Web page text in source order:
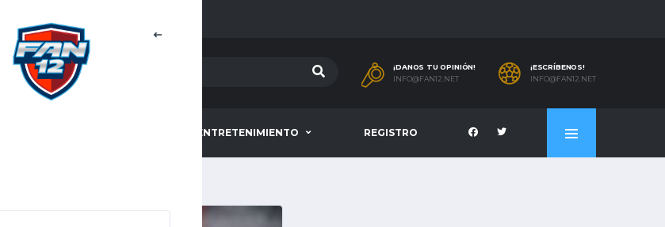
¡DANOS TU OPINIÓN!
INFO@FAN12.NET
¡ESCRÍBENOS!
INFO@FAN12.NET
ENTRETENIMIENTO REGISTRO